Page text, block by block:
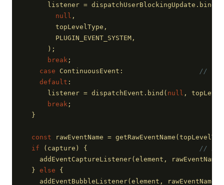
      listener = dispatchUserBlockingUpdate.bind(
null ,
        topLevelType,
        PLUGIN_EVENT_SYSTEM,
      );
break ;
case ContinuousEvent:
// ⚛️可
default :
      listener = dispatchEvent.bind(
null ,
break ;
  }
const rawEventName =
if (capture) {
// 绑定
addEventCaptureListener(element,
  }
else {
addEventBubbleListener(element, rawEventName,